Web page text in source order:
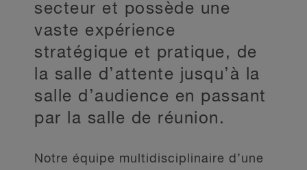
secteur et possède une
vaste expérience
stratégique et pratique, de
la salle d’attente jusqu’à la
salle d’audience en passant
par la salle de réunion.
Notre équipe multidisciplinaire d’une